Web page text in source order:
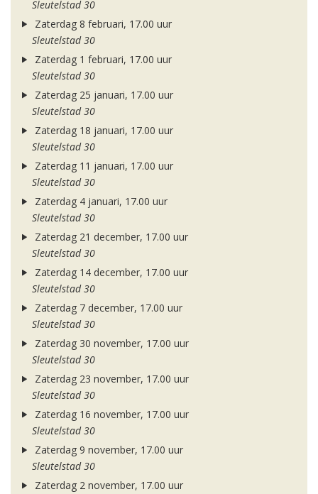
Sleutelstad 30
Zaterdag 8 februari, 17.00 uur
Sleutelstad 30
Zaterdag 1 februari, 17.00 uur
Sleutelstad 30
Zaterdag 25 januari, 17.00 uur
Sleutelstad 30
Zaterdag 18 januari, 17.00 uur
Sleutelstad 30
Zaterdag 11 januari, 17.00 uur
Sleutelstad 30
Zaterdag 4 januari, 17.00 uur
Sleutelstad 30
Zaterdag 21 december, 17.00 uur
Sleutelstad 30
Zaterdag 14 december, 17.00 uur
Sleutelstad 30
Zaterdag 7 december, 17.00 uur
Sleutelstad 30
Zaterdag 30 november, 17.00 uur
Sleutelstad 30
Zaterdag 23 november, 17.00 uur
Sleutelstad 30
Zaterdag 16 november, 17.00 uur
Sleutelstad 30
Zaterdag 9 november, 17.00 uur
Sleutelstad 30
Zaterdag 2 november, 17.00 uur